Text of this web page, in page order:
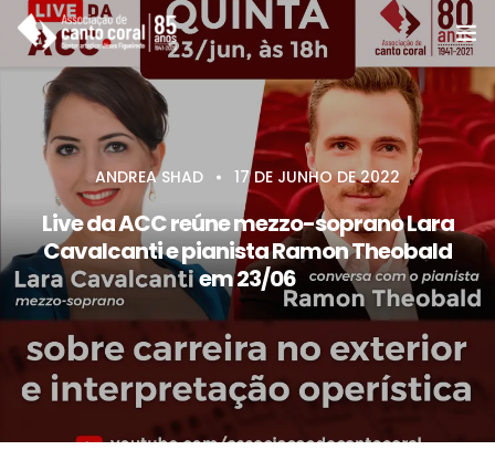
A ACC
Coros e Grupos
Cursos
Notícias e eventos
Agenda e programas
Apoie
Associe-se
ANDREA SHAD 17 DE JUNHO DE 2022
Live da ACC reúne mezzo-soprano Lara
Cavalcanti e pianista Ramon Theobald
em 23/06